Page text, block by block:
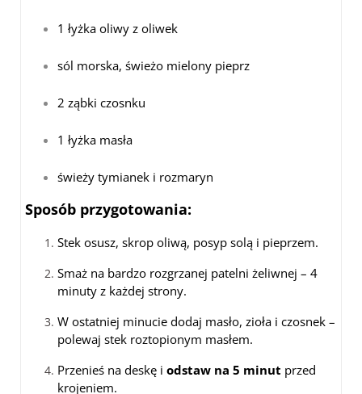
1 łyżka oliwy z oliwek
sól morska, świeżo mielony pieprz
2 ząbki czosnku
1 łyżka masła
świeży tymianek i rozmaryn
Sposób przygotowania:
Stek osusz, skrop oliwą, posyp solą i pieprzem.
Smaż na bardzo rozgrzanej patelni żeliwnej – 4
minuty z każdej strony.
W ostatniej minucie dodaj masło, zioła i czosnek –
polewaj stek roztopionym masłem.
Przenieś na deskę i odstaw na 5 minut przed
krojeniem.